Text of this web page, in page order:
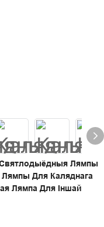
Святлодыёдныя Лямпы
Для Каляднага
Лямпа Для Іншай